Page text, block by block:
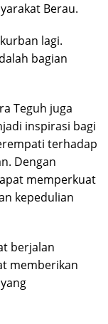
Berau.
lagi.
bagian
Teguh juga
inspirasi bagi
terhadap
Dengan
memperkuat
kepedulian
berjalan
memberikan